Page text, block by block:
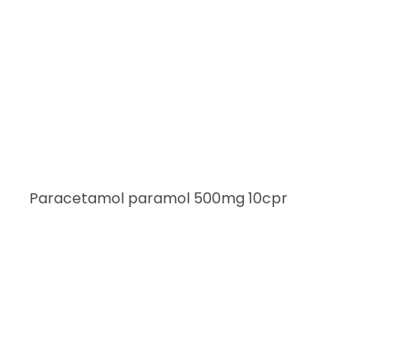
Paracetamol paramol 500mg 10cpr